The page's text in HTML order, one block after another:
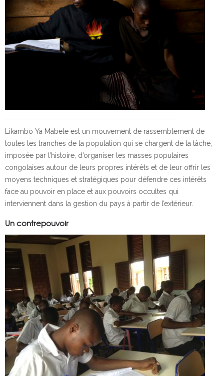
Likambo Ya Mabele est un mouvement de rassemblement de
toutes les tranches de la population qui se chargent de la tâche,
imposée par l’histoire, d’organiser les masses populaires
congolaises autour de leurs propres intérêts et de leur offrir les
moyens techniques et stratégiques pour défendre ces intérêts
face au pouvoir en place et aux pouvoirs occultes qui
interviennent dans la gestion du pays à partir de l’extérieur.
Un contrepouvoir